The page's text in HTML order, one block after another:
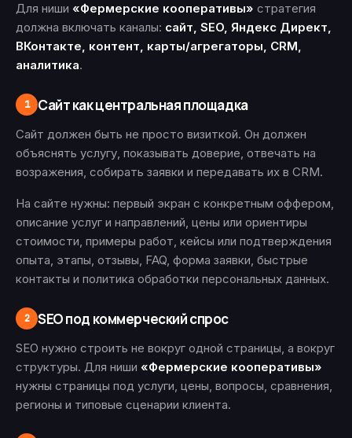
Для ниши «Фермерские кооперативы» стратегия
должна включать каналы: сайт, SEO, Яндекс Директ,
ВКонтакте, контент, карты/агрегаторы, CRM,
аналитика.
1 Сайт как центральная площадка
Сайт должен быть не просто визиткой. Он должен
объяснять услугу, показывать доверие, отвечать на
возражения, собирать заявки и передавать их в CRM.
На сайте нужны: первый экран с конкретным оффером,
описание услуг и направлений, цены или ориентиры
стоимости, примеры работ, кейсы или подтверждения
опыта, этапы, отзывы, FAQ, форма заявки, быстрые
контакты и политика обработки персональных данных.
2 SEO под коммерческий спрос
SEO нужно строить не вокруг одной страницы, а вокруг
структуры. Для ниши «Фермерские кооперативы»
нужны страницы под услуги, цены, вопросы, сравнения,
регионы и типовые сценарии клиента.